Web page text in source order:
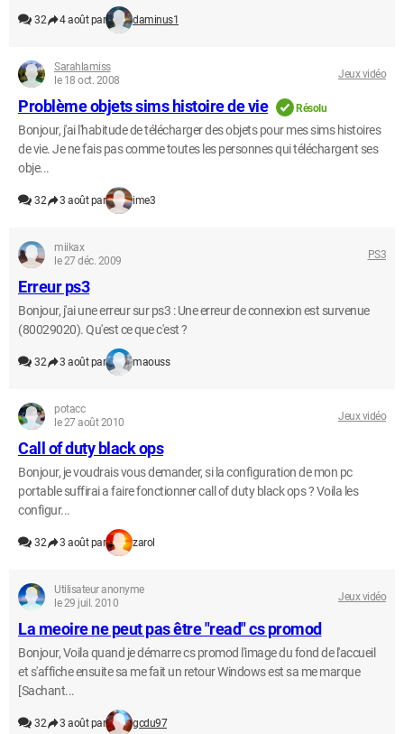
32 4 août par daminus1
Sarahlamiss
le 18 oct. 2008
Jeux vidéo
Problème objets sims histoire de vie Résolu
Bonjour, j'ai l'habitude de télécharger des objets pour mes sims histoires
de vie. Je ne fais pas comme toutes les personnes qui téléchargent ses
obje...
32 3 août par ime3
miikax
le 27 déc. 2009
PS3
Erreur ps3
Bonjour, j'ai une erreur sur ps3 : Une erreur de connexion est survenue
(80029020). Qu'est ce que c'est ?
32 3 août par maouss
potacc
le 27 août 2010
Jeux vidéo
Call of duty black ops
Bonjour, je voudrais vous demander, si la configuration de mon pc
portable suffirai a faire fonctionner call of duty black ops ? Voila les
configur...
32 3 août par zarol
Utilisateur anonyme
le 29 juil. 2010
Jeux vidéo
La meoire ne peut pas être "read" cs promod
Bonjour, Voila quand je démarre cs promod l'image du fond de l'accueil
et s'affiche ensuite sa me fait un retour Windows est sa me marque
[Sachant...
32 3 août par gcdu97